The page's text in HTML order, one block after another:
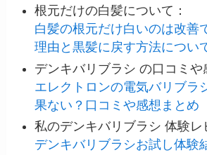
根元だけの白髪について：
白髪の根元だけ白いのは改善
理由と黒髪に戻す方法につい
デンキバリブラシ の口コミや
エレクトロンの電気バリブラ
果ない？口コミや感想まとめ
私のデンキバリブラシ 体験レ
デンキバリブラシお試し体験